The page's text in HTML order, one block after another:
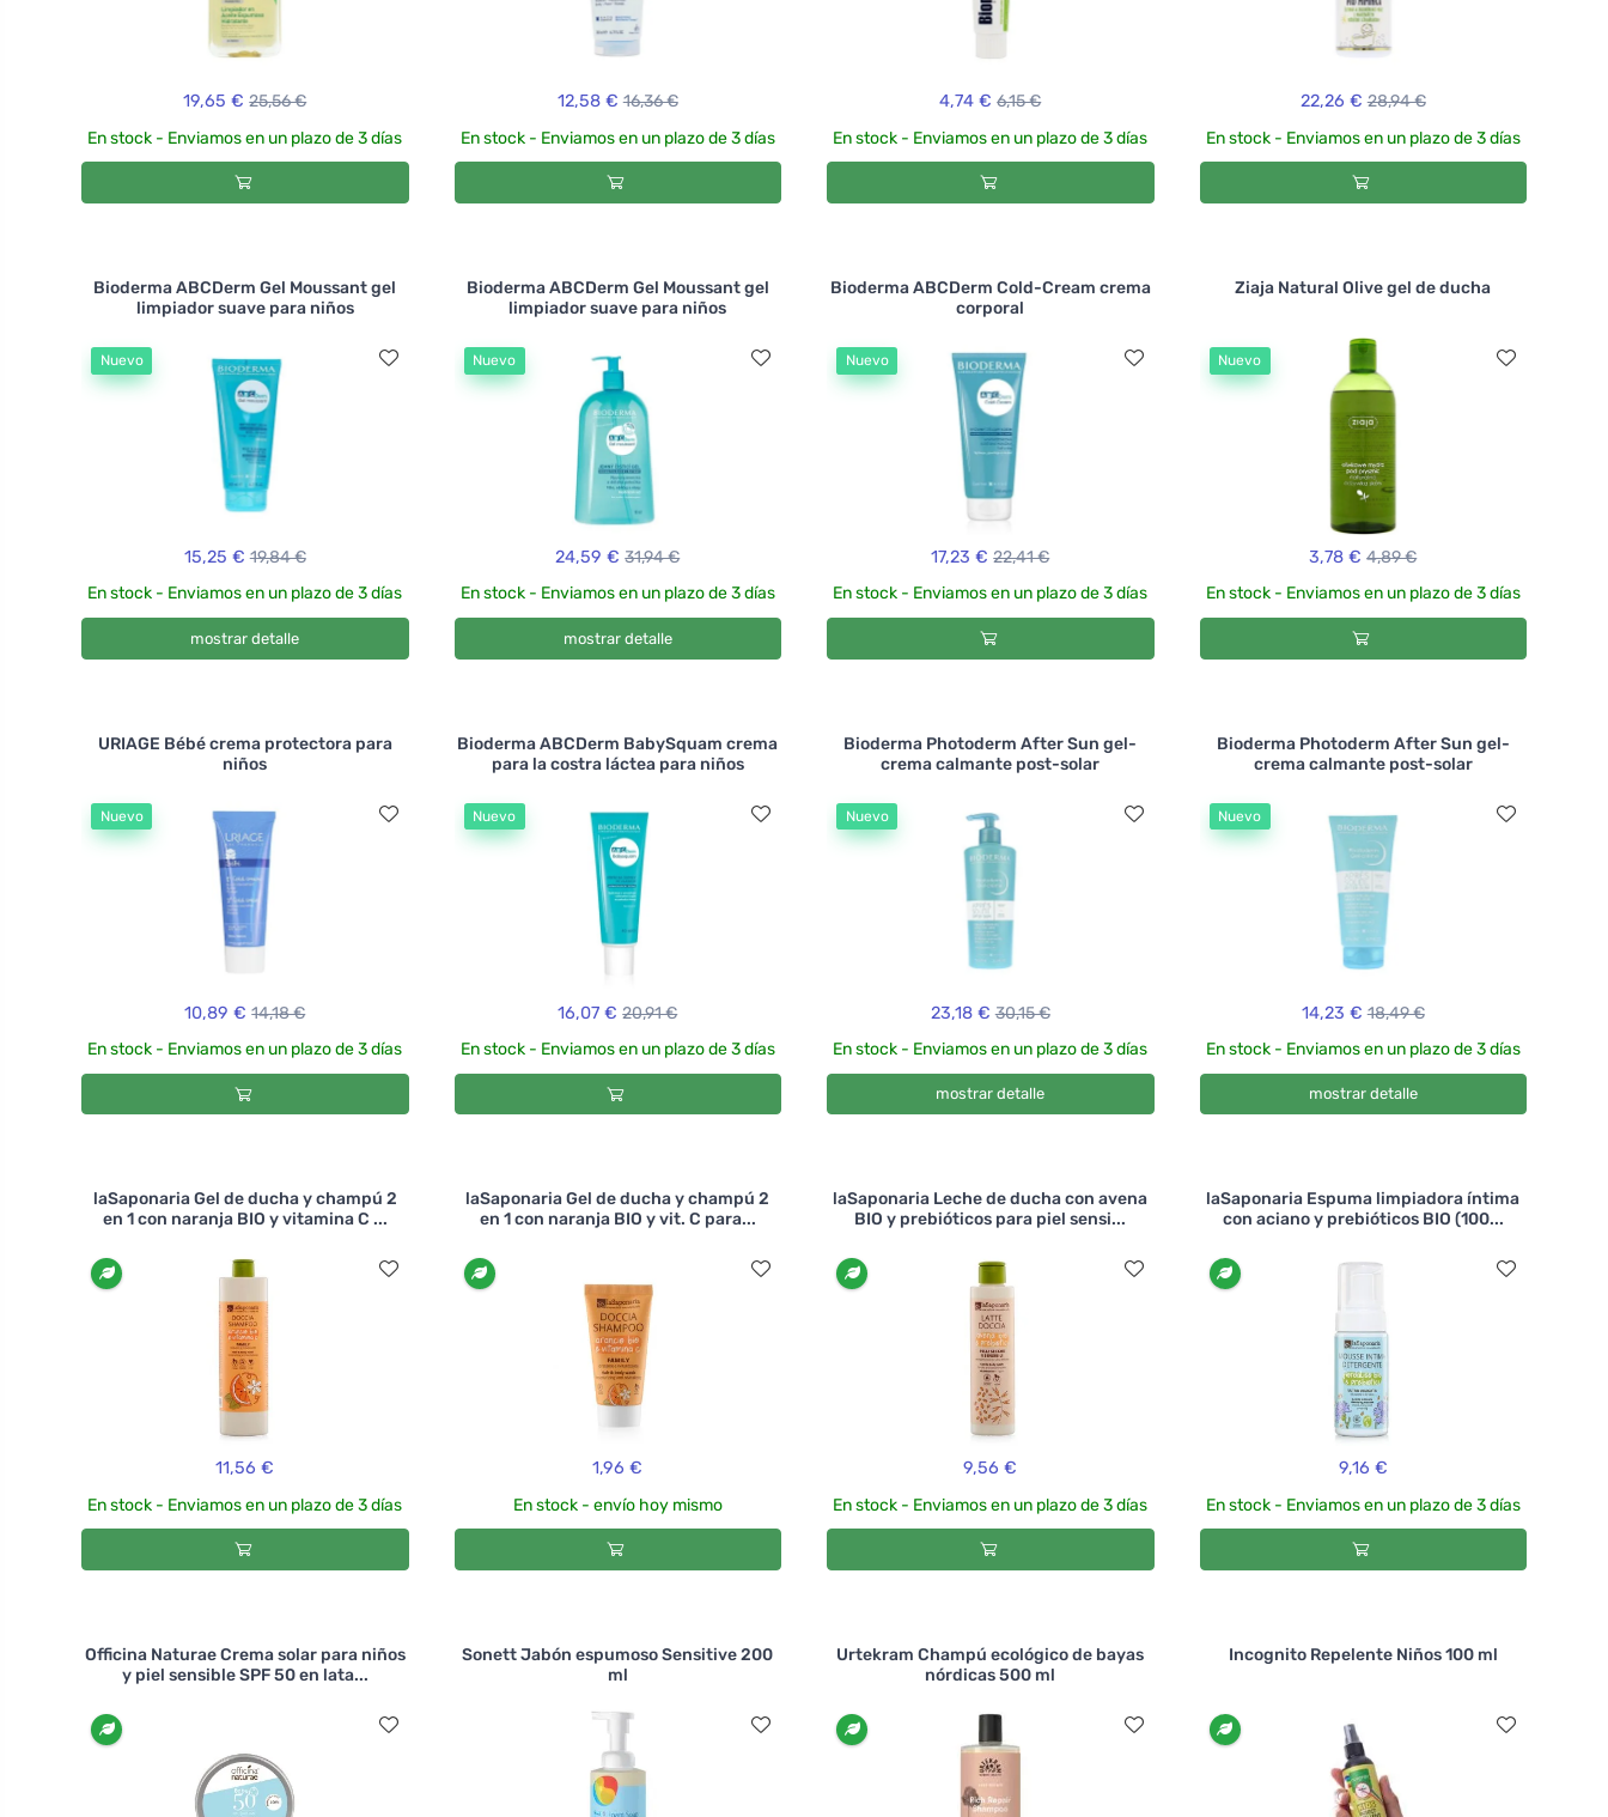
19,65 € 25,56 €
En stock - Enviamos en un plazo de 3 días
12,58 € 16,36 €
En stock - Enviamos en un plazo de 3 días
4,74 € 6,15 €
En stock - Enviamos en un plazo de 3 días
22,26 € 28,94 €
En stock - Enviamos en un plazo de 3 días
Bioderma ABCDerm Gel Moussant gel
limpiador suave para niños
Nuevo
15,25 € 19,84 €
En stock - Enviamos en un plazo de 3 días
mostrar detalle
Bioderma ABCDerm Gel Moussant gel
limpiador suave para niños
Nuevo
24,59 € 31,94 €
En stock - Enviamos en un plazo de 3 días
mostrar detalle
Bioderma ABCDerm Cold-Cream crema
corporal
Nuevo
17,23 € 22,41 €
En stock - Enviamos en un plazo de 3 días
Ziaja Natural Olive gel de ducha
Nuevo
3,78 € 4,89 €
En stock - Enviamos en un plazo de 3 días
URIAGE Bébé crema protectora para
niños
Nuevo
10,89 € 14,18 €
En stock - Enviamos en un plazo de 3 días
Bioderma ABCDerm BabySquam crema
para la costra láctea para niños
Nuevo
16,07 € 20,91 €
En stock - Enviamos en un plazo de 3 días
Bioderma Photoderm After Sun gel-
crema calmante post-solar
Nuevo
23,18 € 30,15 €
En stock - Enviamos en un plazo de 3 días
mostrar detalle
Bioderma Photoderm After Sun gel-
crema calmante post-solar
Nuevo
14,23 € 18,49 €
En stock - Enviamos en un plazo de 3 días
mostrar detalle
laSaponaria Gel de ducha y champú 2
en 1 con naranja BIO y vitamina C ...
11,56 €
En stock - Enviamos en un plazo de 3 días
laSaponaria Gel de ducha y champú 2
en 1 con naranja BIO y vit. C para...
1,96 €
En stock - envío hoy mismo
laSaponaria Leche de ducha con avena
BIO y prebióticos para piel sensi...
9,56 €
En stock - Enviamos en un plazo de 3 días
laSaponaria Espuma limpiadora íntima
con aciano y prebióticos BIO (100...
9,16 €
En stock - Enviamos en un plazo de 3 días
Officina Naturae Crema solar para niños
y piel sensible SPF 50 en lata...
Sonett Jabón espumoso Sensitive 200
ml
Urtekram Champú ecológico de bayas
nórdicas 500 ml
Incognito Repelente Niños 100 ml